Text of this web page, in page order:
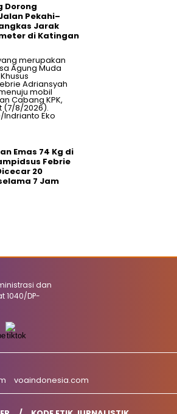
Dorong
Pekahi–
Jarak
di Katingan
Emas 74 Kg di
Febrie
20
7 Jam
dan
1040/DP-
voaindonesia.com